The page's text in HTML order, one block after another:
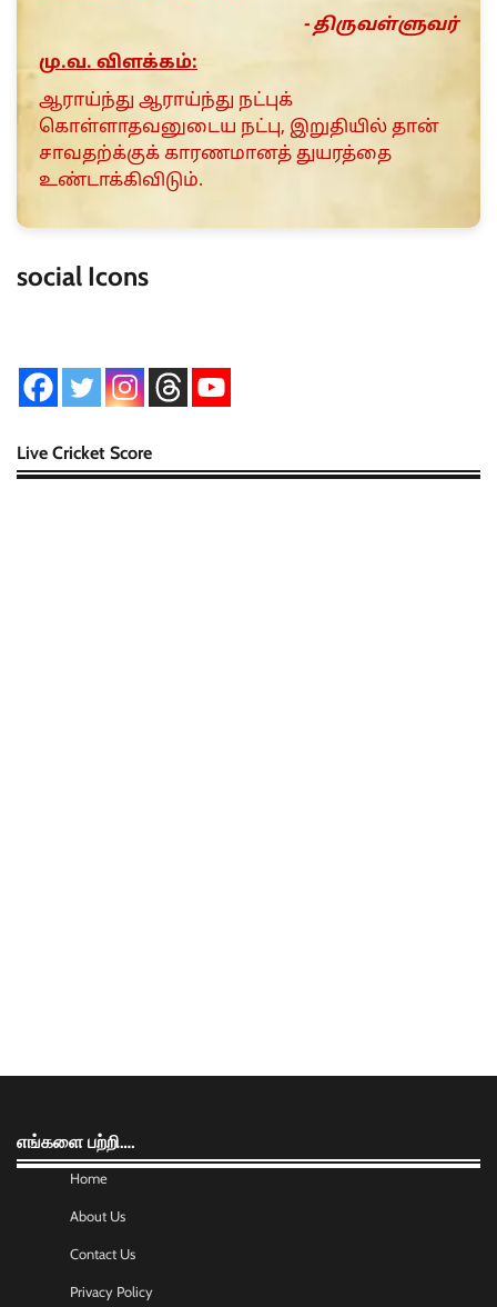
- திருவள்ளுவர்
மு.வ. விளக்கம்:
ஆராய்ந்து ஆராய்ந்து நட்புக்
கொள்ளாதவனுடைய நட்பு, இறுதியில் தான்
சாவதற்க்குக் காரணமானத் துயரத்தை
உண்டாக்கிவிடும்.
social Icons
Live Cricket Score
எங்களை பற்றி….
Home
About Us
Contact Us
Privacy Policy